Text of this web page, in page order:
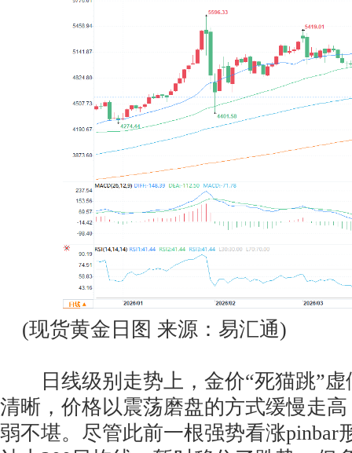
(现货黄金日图 来源：易汇通)
日线级别走势上，金价“死猫跳”虚
清晰，价格以震荡磨盘的方式缓慢走
弱不堪。尽管此前一根强势看涨pinbar